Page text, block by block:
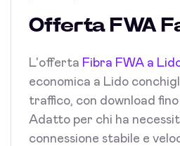
Offerta FWA
L'offerta Fibra FWA a
economica a Lido
traffico, con download
Adatto per chi ha
connessione stabile e